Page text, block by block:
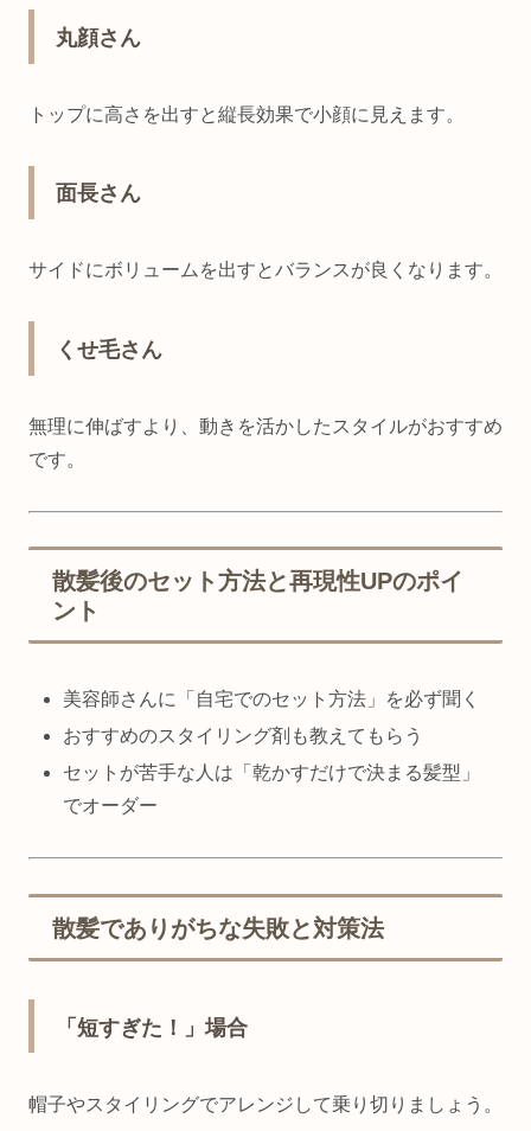
丸顔さん
トップに高さを出すと縦長効果で小顔に見えます。
面長さん
サイドにボリュームを出すとバランスが良くなります。
くせ毛さん
無理に伸ばすより、動きを活かしたスタイルがおすすめ
です。
散髪後のセット方法と再現性UPのポイ
ント
美容師さんに「自宅でのセット方法」を必ず聞く
おすすめのスタイリング剤も教えてもらう
セットが苦手な人は「乾かすだけで決まる髪型」
でオーダー
散髪でありがちな失敗と対策法
「短すぎた！」場合
帽子やスタイリングでアレンジして乗り切りましょう。